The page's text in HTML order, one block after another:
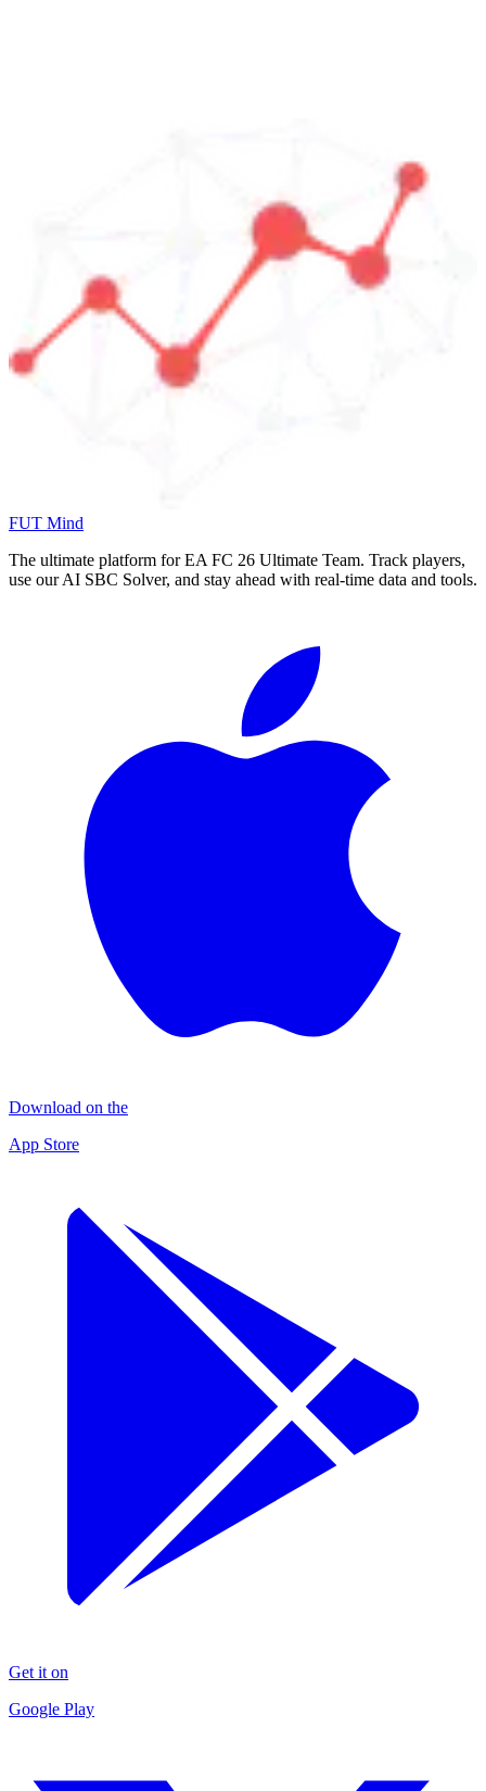
FUT Mind
The ultimate platform for EA FC 26 Ultimate Team. Track players,
use our AI SBC Solver, and stay ahead with real-time data and tools.
Download on the
App Store
Get it on
Google Play